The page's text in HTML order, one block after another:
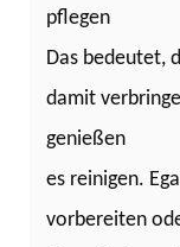
pflegen
Das bedeutet,
damit
genießen
es reinigen.
vorbereiten